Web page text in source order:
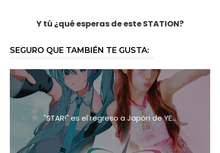
Y tú ¿qué esperas de este STATION?
SEGURO QUE TAMBIÉN TE GUSTA:
"STAR!" es el regreso a Japón de YE...